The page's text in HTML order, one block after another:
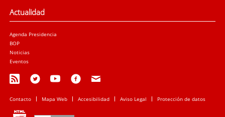
Actualidad
Agenda Presidencia
BOP
Noticias
Eventos
Contacto Mapa Web Accesibilidad Aviso Legal Protección de datos